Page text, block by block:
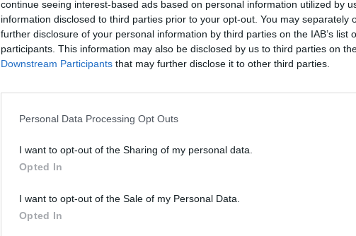
continue seeing interest-based ads based on personal information utilized by
information disclosed to third parties prior to your opt-out. You may separately
further disclosure of your personal information by third parties on the IAB’s list
participants. This information may also be disclosed by us to third parties on
Downstream Participants that may further disclose it to other third parties.
Personal Data Processing Opt Outs
I want to opt-out of the Sharing of my personal data.
Opted In
I want to opt-out of the Sale of my Personal Data.
Opted In